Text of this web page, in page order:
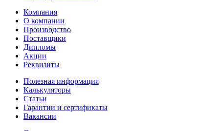
Компания
О компании
Производство
Поставщики
Дипломы
Акции
Реквизиты
Полезная информация
Калькуляторы
Статьи
Гарантии и сертификаты
Вакансии